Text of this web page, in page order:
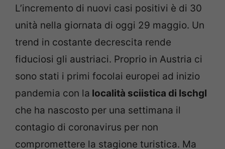
L’incremento di nuovi casi positivi è di 30
unità nella giornata di oggi 29 maggio. Un
trend in costante decrescita rende
fiduciosi gli austriaci. Proprio in Austria ci
sono stati i primi focolai europei ad inizio
pandemia con la località sciistica di Ischgl
che ha nascosto per una settimana il
contagio di coronavirus per non
compromettere la stagione turistica. Ma